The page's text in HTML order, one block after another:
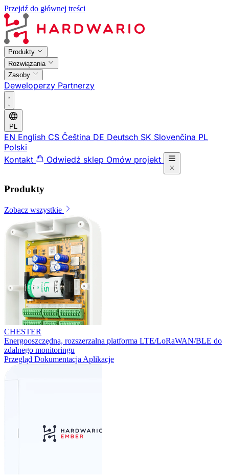
Przejdź do głównej treści
Produkty
Rozwiązania
Zasoby
Deweloperzy Partnerzy
PL
EN English CS Čeština DE Deutsch SK Slovenčina PL
Polski
Kontakt
Odwiedź sklep Omów projekt
Produkty
Zobacz wszystkie
CHESTER
Energooszczędna, rozszerzalna platforma LTE/LoRaWAN/BLE do
zdalnego monitoringu
Przegląd Dokumentacja Aplikacje